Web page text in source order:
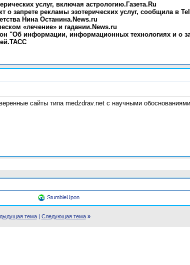
услуг, включая астрологию.Газета.Ru
запрете рекламы эзотерических услуг, сообщила в
Нина Останина.News.ru
«лечение» и гадании.News.ru
"Об информации, информационных технологиях и о
сайты типа medzdrav.net с научными
StumbleUpon
тема| Следующая тема »